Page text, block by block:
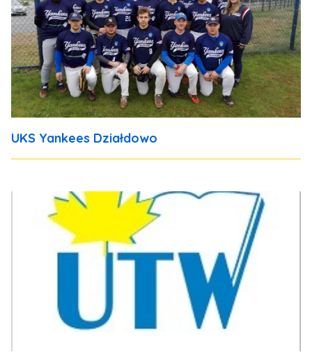
UKS Yankees Działdowo